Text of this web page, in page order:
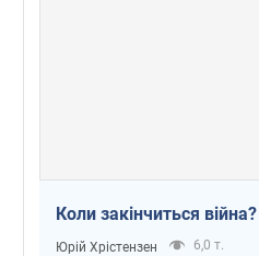
Коли закінчиться війна?
Юрій Хрістензен 6,0 т.